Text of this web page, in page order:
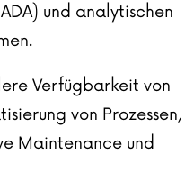
und analytischen
Verfügbarkeit von
von Prozessen,
Maintenance und